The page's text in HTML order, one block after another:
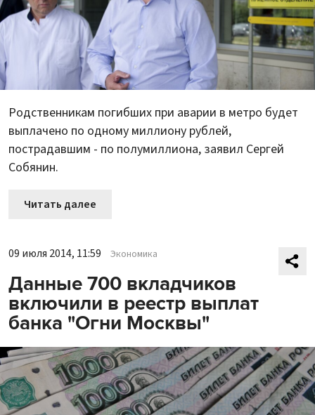
Родственникам погибших при аварии в метро будет
выплачено по одному миллиону рублей,
пострадавшим - по полумиллиона, заявил Сергей
Собянин.
Читать далее
09 июля 2014, 11:59 Экономика
Данные 700 вкладчиков
включили в реестр выплат
банка "Огни Москвы"